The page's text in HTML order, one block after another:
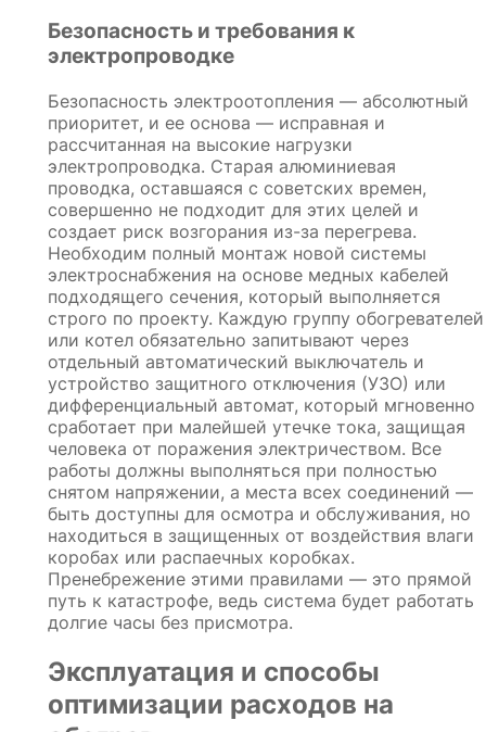
Безопасность и требования к
электропроводке
Безопасность электроотопления — абсолютный
приоритет, и ее основа — исправная и
рассчитанная на высокие нагрузки
электропроводка. Старая алюминиевая
проводка, оставшаяся с советских времен,
совершенно не подходит для этих целей и
создает риск возгорания из-за перегрева.
Необходим полный монтаж новой системы
электроснабжения на основе медных кабелей
подходящего сечения, который выполняется
строго по проекту. Каждую группу обогревателей
или котел обязательно запитывают через
отдельный автоматический выключатель и
устройство защитного отключения (УЗО) или
дифференциальный автомат, который мгновенно
сработает при малейшей утечке тока, защищая
человека от поражения электричеством. Все
работы должны выполняться при полностью
снятом напряжении, а места всех соединений —
быть доступны для осмотра и обслуживания, но
находиться в защищенных от воздействия влаги
коробах или распаечных коробках.
Пренебрежение этими правилами — это прямой
путь к катастрофе, ведь система будет работать
долгие часы без присмотра.
Эксплуатация и способы
оптимизации расходов на